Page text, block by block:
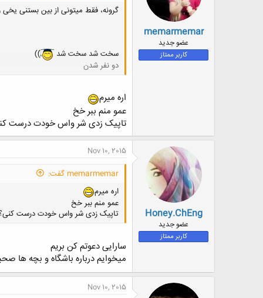
memarmemar
عضو جدید
کاربر ممتاز
گرونه، فقط میتونی از بین بستنی
سخت شد سخت شد
))
دو نفر شدن
اره میرم
عمو منم ببر خخ
تاپیک زدی شر واس خودت درست
Honey.ChEng
عضو جدید
کاربر ممتاز
Nov 10, 2015
memarmemar گفت:
اره میرم
عمو منم ببر خخ
تاپیک زدی شر واس خودت درست
سارایی دعوتم کن بریم
میخوایم درباره باشگاه و بچه ها
Nov 10, 2015